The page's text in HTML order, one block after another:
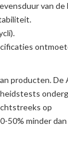
van
producten. De
op
50% minder